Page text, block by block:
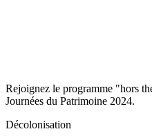
Rejoignez le programme "hors
Journées du Patrimoine 2024.
Décolonisation